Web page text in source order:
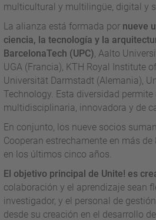
multicultural y multilingüe, digital y
La alianza está formada por nueve
ciencia, la tecnología y la
BarcelonaTech (UPC), Aalto
UGA (Francia), KTH Royal Institute
Universität Darmstadt (Alemania),
Technology. Esta diversidad
multidisciplinaria, innovadora y de
En conjunto, los nueve socios
Cooperan estrechamente en más
en los últimos cinco años.
El objetivo principal de Unite! es
colaboración y el aprendizaje sean
investigador, y el personal de
desde su creación en el desarrollo